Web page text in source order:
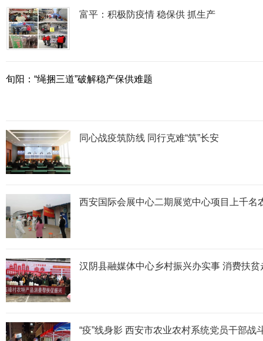
富平：积极防疫情 稳保供 抓生产
旬阳：“绳捆三道”破解稳产保供难题
同心战疫筑防线 同行克难“筑”长安
西安国际会展中心二期展览中心项目上千名
汉阴县融媒体中心乡村振兴办实事 消费扶贫
“疫”线身影 西安市农业农村系统党员干部战